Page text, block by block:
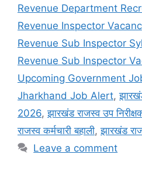
Revenue Department
Revenue Inspector
Revenue Sub Inspector
Revenue Sub Inspector
Upcoming Government
Jharkhand Job Alert,
2026,झारखंड राजस्व उप
राजस्व कर्मचारी बहाली,झारखंड
Leave a comment